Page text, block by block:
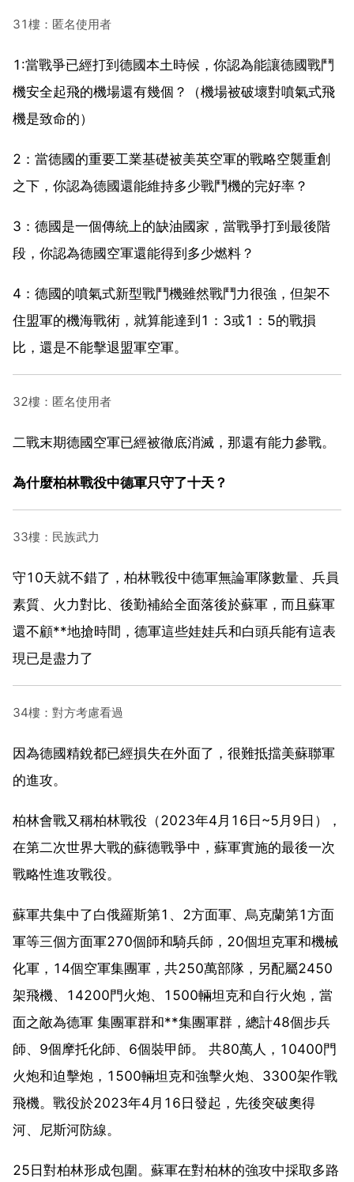
31樓：匿名使用者
1:當戰爭已經打到德國本土時候，你認為能讓德國戰鬥
機安全起飛的機場還有幾個？（機場被破壞對噴氣式飛
機是致命的）
2：當德國的重要工業基礎被美英空軍的戰略空襲重創
之下，你認為德國還能維持多少戰鬥機的完好率？
3：德國是一個傳統上的缺油國家，當戰爭打到最後階
段，你認為德國空軍還能得到多少燃料？
4：德國的噴氣式新型戰鬥機雖然戰鬥力很強，但架不
住盟軍的機海戰術，就算能達到1：3或1：5的戰損
比，還是不能擊退盟軍空軍。
32樓：匿名使用者
二戰末期德國空軍已經被徹底消滅，那還有能力參戰。
為什麼柏林戰役中德軍只守了十天？
33樓：民族武力
守10天就不錯了，柏林戰役中德軍無論軍隊數量、兵員
素質、火力對比、後勤補給全面落後於蘇軍，而且蘇軍
還不顧**地搶時間，德軍這些娃娃兵和白頭兵能有這表
現已是盡力了
34樓：對方考慮看過
因為德國精銳都已經損失在外面了，很難抵擋美蘇聯軍
的進攻。
柏林會戰又稱柏林戰役（2023年4月16日~5月9日），
在第二次世界大戰的蘇德戰爭中，蘇軍實施的最後一次
戰略性進攻戰役。
蘇軍共集中了白俄羅斯第1、2方面軍、烏克蘭第1方面
軍等三個方面軍270個師和騎兵師，20個坦克軍和機械
化軍，14個空軍集團軍，共250萬部隊，另配屬2450
架飛機、14200門火炮、1500輛坦克和自行火炮，當
面之敵為德軍 集團軍群和**集團軍群，總計48個步兵
師、9個摩托化師、6個裝甲師。 共80萬人，10400門
火炮和迫擊炮，1500輛坦克和強擊火炮、3300架作戰
飛機。戰役於2023年4月16日發起，先後突破奧得
河、尼斯河防線。
25日對柏林形成包圍。蘇軍在對柏林的強攻中採取多路